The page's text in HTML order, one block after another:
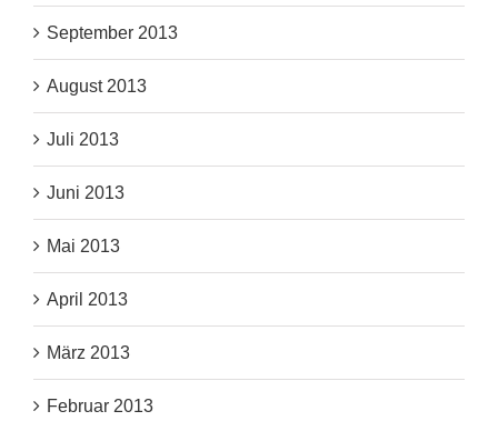
September 2013
August 2013
Juli 2013
Juni 2013
Mai 2013
April 2013
März 2013
Februar 2013